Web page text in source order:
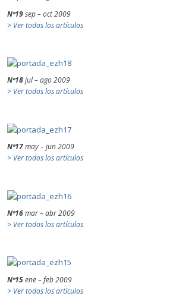
Nº19sep – oct 2009
> Ver todos los artículos
Nº18jul – ago 2009
> Ver todos los artículos
Nº17may – jun 2009
> Ver todos los artículos
Nº16mar – abr 2009
> Ver todos los artículos
Nº15ene – feb 2009
> Ver todos los artículos